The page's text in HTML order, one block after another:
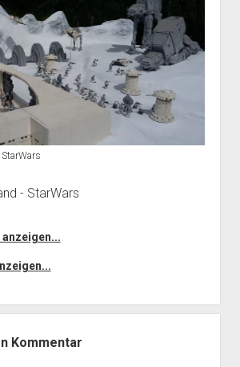
Reisen
Kunst
Geschichte
open
dropdown
menu
der Stadt Berlin
Impressum
- StarWars
Kommentar